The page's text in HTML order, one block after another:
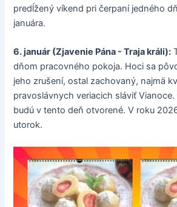
predĺžený víkend pri čerpaní jedného
januára.
6. január (Zjavenie Pána - Traja králi):
dňom pracovného pokoja. Hoci sa
jeho zrušení, ostal zachovaný, najmä
pravoslávnych veriacich sláviť
budú v tento deň otvorené. V roku
utorok.